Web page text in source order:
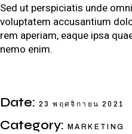
Sed ut perspiciatis unde
voluptatem accusantium
rem aperiam, eaque ipsa
nemo enim.
Date: 23 พฤศจิกายน 2021
Category: MARKETING